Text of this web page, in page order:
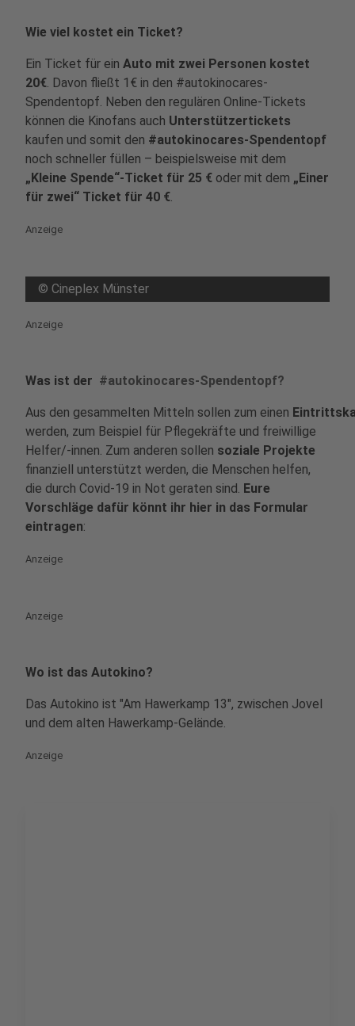
Wie viel kostet ein Ticket?
Ein Ticket für ein Auto mit zwei Personen kostet
20€. Davon fließt 1€ in den #autokinocares-
Spendentopf. Neben den regulären Online-Tickets
können die Kinofans auch Unterstützertickets
kaufen und somit den #autokinocares-Spendentopf
noch schneller füllen – beispielsweise mit dem
„Kleine Spende“-Ticket für 25 € oder mit dem „Einer
für zwei“ Ticket für 40 €.
Anzeige
© Cineplex Münster
Anzeige
Was ist der #autokinocares-Spendentopf?
Aus den gesammelten Mitteln sollen zum einen
werden, zum Beispiel für Pflegekräfte und freiwillige
Helfer/-innen. Zum anderen sollen soziale Projekte
finanziell unterstützt werden, die Menschen helfen,
die durch Covid-19 in Not geraten sind. Eure
Vorschläge dafür könnt ihr hier in das Formular
eintragen:
Anzeige
Anzeige
Wo ist das Autokino?
Das Autokino ist "Am Hawerkamp 13", zwischen Jovel
und dem alten Hawerkamp-Gelände.
Anzeige